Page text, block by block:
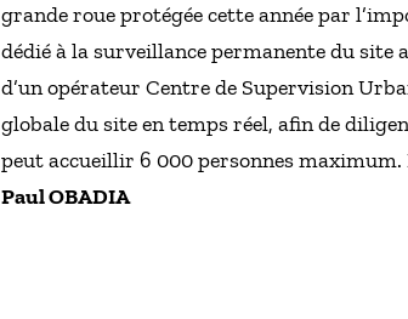
grande roue protégée cette année par
dédié à la surveillance permanente du site
d’un opérateur Centre de Supervision
globale du site en temps réel, afin de
peut accueillir 6 000 personnes
Paul OBADIA